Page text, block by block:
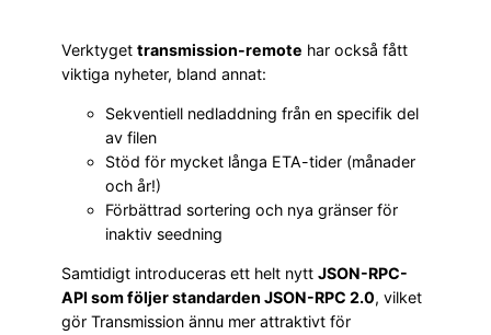
Verktyget transmission-remote har också fått
viktiga nyheter, bland annat:
Sekventiell nedladdning från en specifik del
av filen
Stöd för mycket långa ETA-tider (månader
och år!)
Förbättrad sortering och nya gränser för
inaktiv seedning
Samtidigt introduceras ett helt nytt JSON-RPC-
API som följer standarden JSON-RPC 2.0, vilket
gör Transmission ännu mer attraktivt för